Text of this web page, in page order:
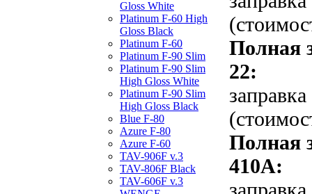
Gloss White
Platinum F-60 High
Gloss Black
Platinum F-60
Platinum F-90 Slim
Platinum F-90 Slim
High Gloss White
Platinum F-90 Slim
High Gloss Black
Blue F-80
Azure F-80
Azure F-60
TAV-906F v.3
TAV-806F Black
TAV-606F v.3
Полная
22:
Полная
410A: